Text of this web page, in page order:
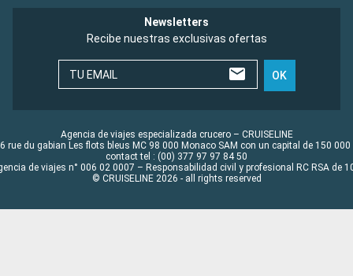
Newsletters
Recibe nuestras exclusivas ofertas
TU EMAIL OK
Agencia de viajes especializada crucero – CRUISELINE
rue du gabian Les flots bleus MC 98 000 Monaco SAM con un capital de 150 000
contact tel : (00) 377 97 97 84 50
de viajes n° 006 02 0007 – Responsabilidad civil y profesional RC RSA de
© CRUISELINE 2026 - all rights reserved